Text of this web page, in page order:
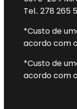
Tel.. 278 265
*Custo de
acordo com
*Custo de
acordo com